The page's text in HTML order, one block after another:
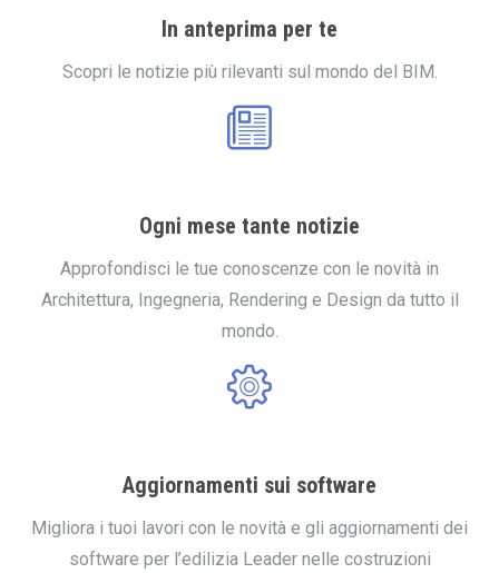
In anteprima per te
Scopri le notizie più rilevanti sul mondo del BIM.
Ogni mese tante notizie
Approfondisci le tue conoscenze con le novità in
Architettura, Ingegneria, Rendering e Design da tutto il
mondo.
Aggiornamenti sui software
Migliora i tuoi lavori con le novità e gli aggiornamenti dei
software per l’edilizia Leader nelle costruzioni